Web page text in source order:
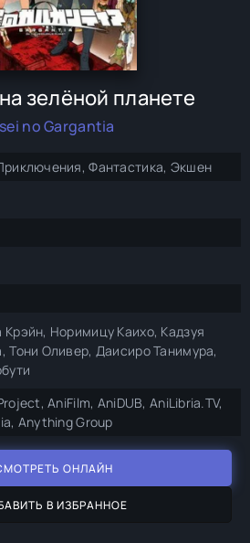
зелёной планете
no Gargantia
Фантастика, Экшен
Крэйн, Норимицу Каихо, Кадзуя
Тони Оливер, Даисиро Танимура,
AniFilm, AniDUB, AniLibria.TV,
Anything Group
ОНЛАЙН
В ИЗБРАННОЕ